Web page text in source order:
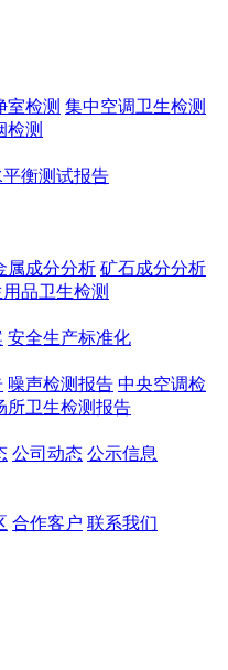
室检测 集中空调卫生检测
检测
平衡测试报告
属成分分析 矿石成分分析
品卫生检测
安全生产标准化
噪声检测报告 中央空调检
所卫生检测报告
公司动态 公示信息
合作客户 联系我们